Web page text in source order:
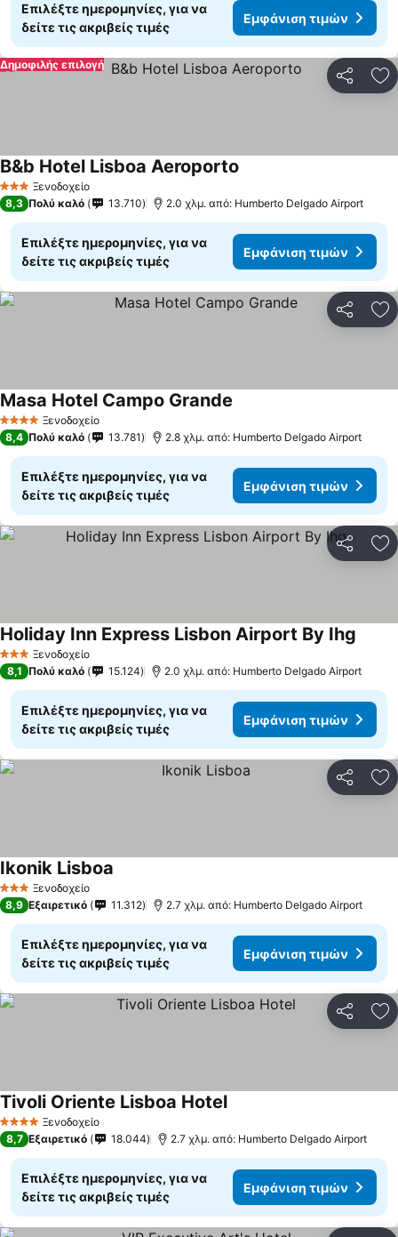
Επιλέξτε ημερομηνίες, για να
δείτε τις ακριβείς τιμές
Εμφάνιση τιμών
Δημοφιλής επιλογή
3 ΑστέριαΞενοδοχείο
B&b Hotel Lisboa Aeroporto
8,3 Πολύ καλό 13.710 2.0 χλμ. από: Humberto Delgado Airport
Επιλέξτε ημερομηνίες, για να
δείτε τις ακριβείς τιμές
Εμφάνιση τιμών
4 ΑστέριαΞενοδοχείο
Masa Hotel Campo Grande
8,4 Πολύ καλό 13.781 2.8 χλμ. από: Humberto Delgado Airport
Επιλέξτε ημερομηνίες, για να
δείτε τις ακριβείς τιμές
Εμφάνιση τιμών
3 ΑστέριαΞενοδοχείο
Holiday Inn Express Lisbon Airport By Ihg
8,1 Πολύ καλό 15.124 2.0 χλμ. από: Humberto Delgado Airport
Επιλέξτε ημερομηνίες, για να
δείτε τις ακριβείς τιμές
Εμφάνιση τιμών
3 ΑστέριαΞενοδοχείο
Ikonik Lisboa
8,9 Εξαιρετικό 11.312 2.7 χλμ. από: Humberto Delgado Airport
Επιλέξτε ημερομηνίες, για να
δείτε τις ακριβείς τιμές
Εμφάνιση τιμών
4 ΑστέριαΞενοδοχείο
Tivoli Oriente Lisboa HotelΕμφάνιση τιμών
8,7 Εξαιρετικό 18.044 2.7 χλμ. από: Humberto Delgado Airport
Επιλέξτε ημερομηνίες, για να
δείτε τις ακριβείς τιμές
Εμφάνιση τιμών